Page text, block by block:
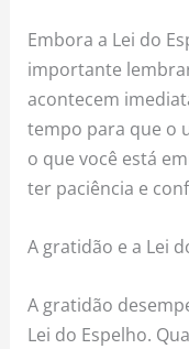
Embora a Lei do
importante
acontecem
tempo para que o
o que você está
ter paciência e
A gratidão e a Lei
A gratidão
Lei do Espelho.